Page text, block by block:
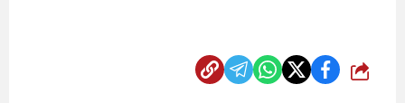
شارك